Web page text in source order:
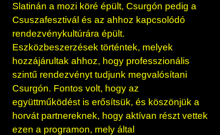
Slatinán a mozi köré épült, Csurgón pedig a
Csuszafesztivál és az ahhoz kapcsolódó
rendezvénykultúrára épült.
Eszközbeszerzések történtek, melyek
hozzájárultak ahhoz, hogy professzionális
szintű rendezvényt tudjunk megvalósítani
Csurgón. Fontos volt, hogy az
együttműködést is erősítsük, és köszönjük a
horvát partnereknek, hogy aktívan részt vettek
ezen a programon, mely által